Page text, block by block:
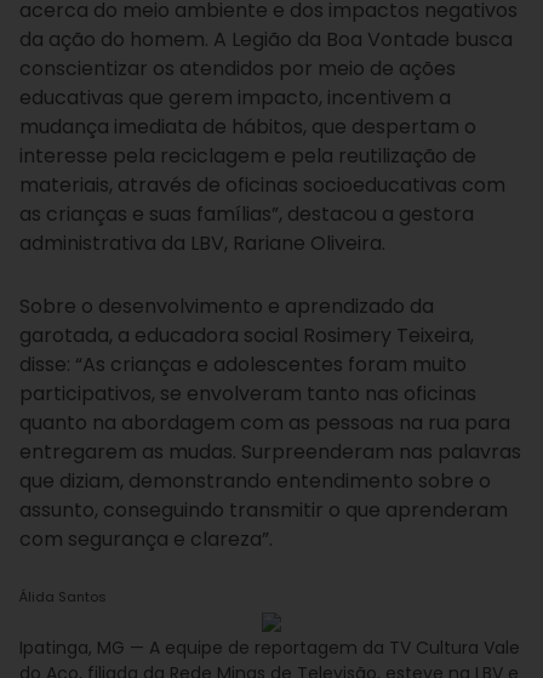
acerca do meio ambiente e dos impactos negativos
da ação do homem. A Legião da Boa Vontade busca
conscientizar os atendidos por meio de ações
educativas que gerem impacto, incentivem a
mudança imediata de hábitos, que despertam o
interesse pela reciclagem e pela reutilização de
materiais, através de oficinas socioeducativas com
as crianças e suas famílias”, destacou a gestora
administrativa da LBV, Rariane Oliveira.
Sobre o desenvolvimento e aprendizado da
garotada, a educadora social Rosimery Teixeira,
disse: “As crianças e adolescentes foram muito
participativos, se envolveram tanto nas oficinas
quanto na abordagem com as pessoas na rua para
entregarem as mudas. Surpreenderam nas palavras
que diziam, demonstrando entendimento sobre o
assunto, conseguindo transmitir o que aprenderam
com segurança e clareza”.
Álida Santos
Ipatinga, MG — A equipe de reportagem da TV Cultura Vale
do Aço, filiada da Rede Minas de Televisão, esteve na LBV e